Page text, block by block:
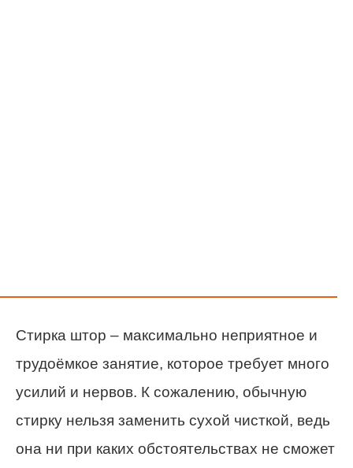
Стирка штор – максимально неприятное и
трудоёмкое занятие, которое требует много
усилий и нервов. К сожалению, обычную
стирку нельзя заменить сухой чисткой, ведь
она ни при каких обстоятельствах не сможет